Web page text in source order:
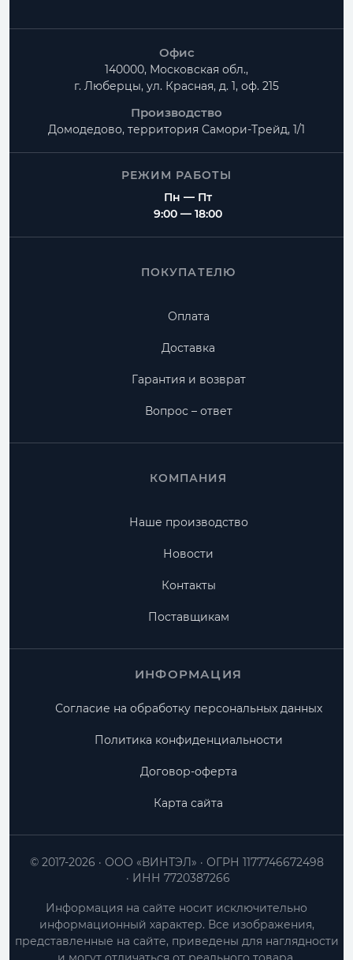
Офис
140000, Московская обл.,
г. Люберцы, ул. Красная, д. 1, оф. 215
Производство
Домодедово, территория Самори-Трейд, 1/1
РЕЖИМ РАБОТЫ
Пн — Пт
9:00 — 18:00
ПОКУПАТЕЛЮ
Оплата
Доставка
Гарантия и возврат
Вопрос – ответ
КОМПАНИЯ
Наше производство
Новости
Контакты
Поставщикам
ИНФОРМАЦИЯ
Согласие на обработку персональных данных
Политика конфиденциальности
Договор-оферта
Карта сайта
ООО «ВИНТЭЛ»
ОГРН 1177746672498
ИНН 7720387266
© 2017-2026
Информация на сайте носит исключительно
информационный характер. Все изображения,
представленные на сайте, приведены для наглядности